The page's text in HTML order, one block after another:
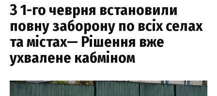
З 1-го чеврня встановили
повну заборону по всіх селах
та містах— Рішення вже
ухвалене кабміном